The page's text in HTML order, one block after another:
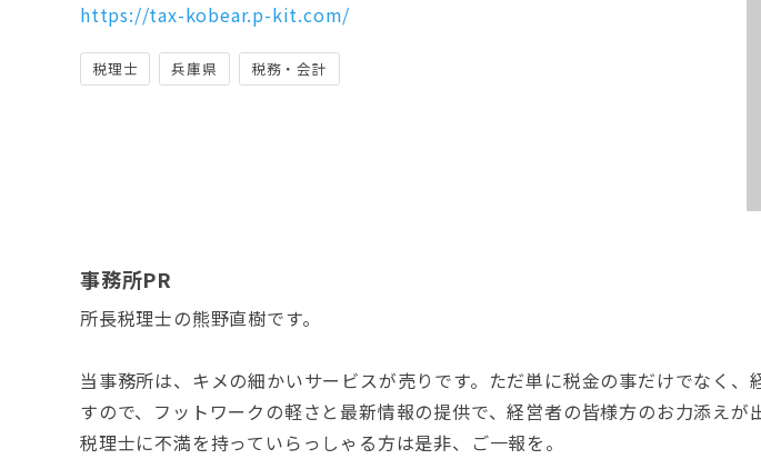
https://tax-kobear.p-kit.com/
税理士 兵庫県 税務・会計
事務所PR
所長税理士の熊野直樹です。
当事務所は、キメの細かいサービスが売りです。ただ単に税金の事だけでなく
すので、フットワークの軽さと最新情報の提供で、経営者の皆様方のお力添えが
税理士に不満を持っていらっしゃる方は是非、ご一報を。